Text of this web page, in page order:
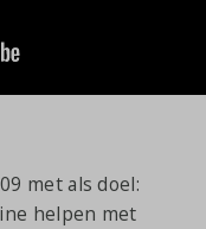
met als doel:
helpen met